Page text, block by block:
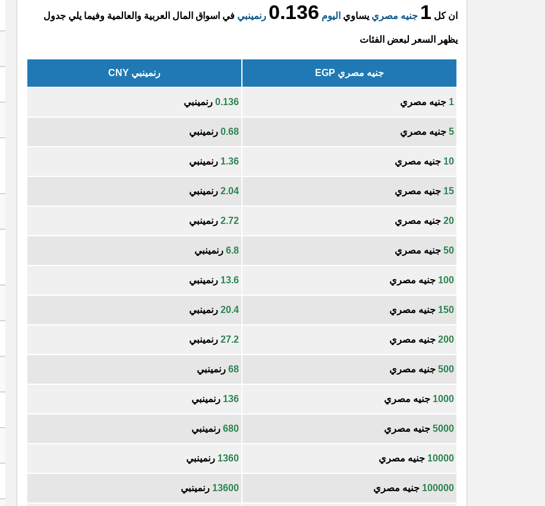
ان كل 1 جنيه مصري يساوي اليوم 0.136 رنمينبي في اسواق المال العربية والعالمية وفيما يلي جدول
يظهر السعر لبعض الفئات
جنيه مصري EGP رنمينبي CNY
1 جنيه مصري 0.136 رنمينبي
5 جنيه مصري 0.68 رنمينبي
10 جنيه مصري 1.36 رنمينبي
15 جنيه مصري 2.04 رنمينبي
20 جنيه مصري 2.72 رنمينبي
50 جنيه مصري 6.8 رنمينبي
100 جنيه مصري 13.6 رنمينبي
150 جنيه مصري 20.4 رنمينبي
200 جنيه مصري 27.2 رنمينبي
500 جنيه مصري 68 رنمينبي
1000 جنيه مصري 136 رنمينبي
5000 جنيه مصري 680 رنمينبي
10000 جنيه مصري 1360 رنمينبي
100000 جنيه مصري 13600 رنمينبي